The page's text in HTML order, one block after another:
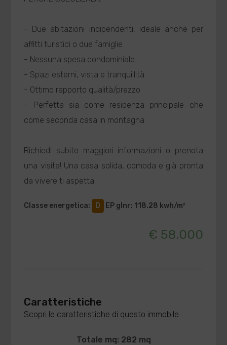
- Due abitazioni indipendenti, ideale anche per
affitti turistici o due famiglie
- Nessuna spesa condominiale
- Spazi esterni, vista e tranquillità
- Ottimo rapporto qualità/prezzo
- Perfetta sia come residenza principale che
come seconda casa in montagna
Richiedi subito maggiori informazioni o prenota
una visita! Una casa solida, comoda e già pronta
da vivere ti aspetta.
Classe energetica: D EP glnr: 118.28 kwh/m²
€ 58.000
Caratteristiche
Scopri le caratteristiche di questo immobile
Totale mq: 282 mq